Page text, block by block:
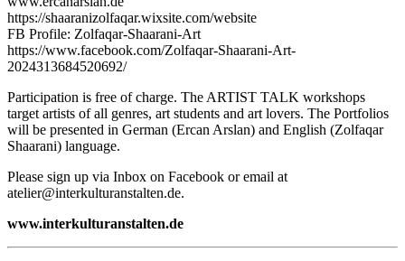
https://shaaranizolfaqar.wixsite.com/website
FB Profile: Zolfaqar-Shaarani-Art
https://www.facebook.com/Zolfaqar-Shaarani-Art-
2024313684520692/
Participation is free of charge. The ARTIST TALK workshops
target artists of all genres, art students and art lovers. The Portfolios
will be presented in German (Ercan Arslan) and English (Zolfaqar
Shaarani) language.
Please sign up via Inbox on Facebook or email at
atelier@interkulturanstalten.de.
www.interkulturanstalten.de